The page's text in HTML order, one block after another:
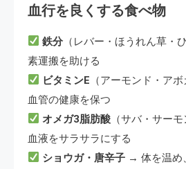
血行を良くする食べ物
鉄分 （レバー・ほうれん草・
素運搬を助ける
ビタミンE （アーモンド・ア
血管の健康を保つ
オメガ3脂肪酸 （サバ・サー
血液をサラサラにする
ショウガ・唐辛子 → 体を温め